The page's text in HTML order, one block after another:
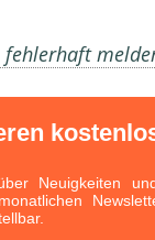
Neuigkeiten